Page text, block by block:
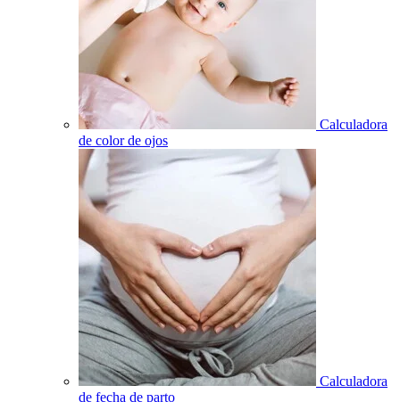
Calculadora
de color de ojos
Calculadora
de fecha de parto